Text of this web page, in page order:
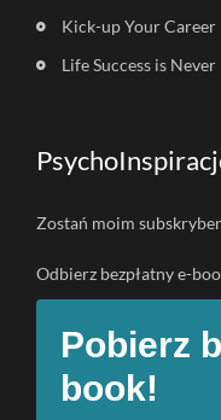
Kick-up Your Career
Life Success is
Zostań moim
Odbierz bezpłatny e-
Pobierz
book!